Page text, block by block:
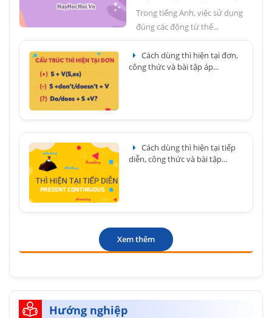
Trong tiếng Anh, việc sử dụng
đúng các động từ thể...
Cách dùng thì hiện tại đơn,
công thức và bài tập áp...
Cách dùng thì hiện tại tiếp
diễn, công thức và bài tập...
Xem thêm
Hướng nghiệp